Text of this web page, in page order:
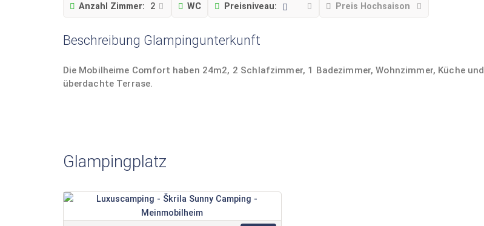
Anzahl Zimmer: 2 WC Preisniveau: Preis Hochsaison
Beschreibung Glampingunterkunft
Die Mobilheime Comfort haben 24m2, 2 Schlafzimmer, 1 Badezimmer, Wohnzimmer, Küche und
überdachte Terrase.
Glampingplatz